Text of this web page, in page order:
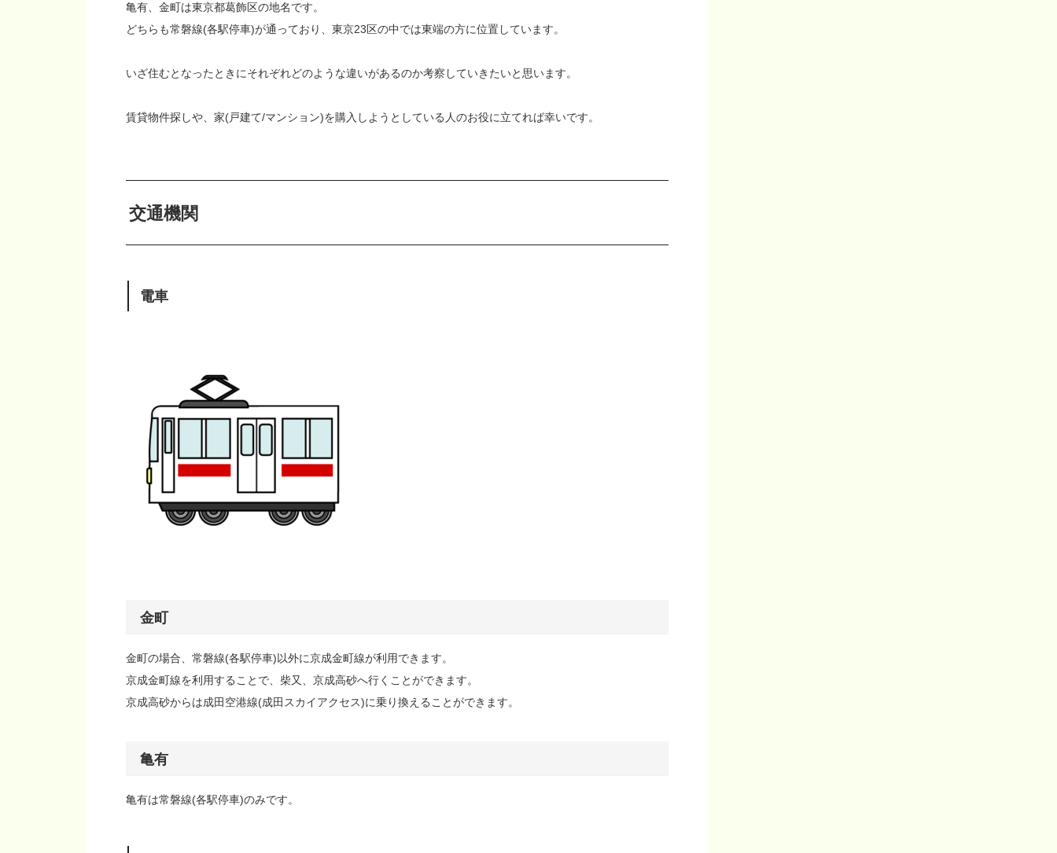
亀有、金町は東京都葛飾区の地名です。
どちらも常磐線(各駅停車)が通っており、東京23区の中では東端の方に位置しています。
いざ住むとなったときにそれぞれどのような違いがあるのか考察していきたいと思います。
賃貸物件探しや、家(戸建て/マンション)を購入しようとしている人のお役に立てれば幸いです。
交通機関
電車
金町
金町の場合、常磐線(各駅停車)以外に京成金町線が利用できます。
京成金町線を利用することで、柴又、京成高砂へ行くことができます。
京成高砂からは成田空港線(成田スカイアクセス)に乗り換えることができます。
亀有
亀有は常磐線(各駅停車)のみです。